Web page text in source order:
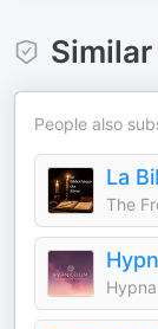
People also
The